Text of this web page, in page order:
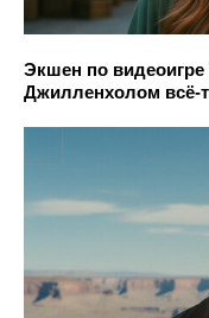
Экшен по
Джилленхолом всё-